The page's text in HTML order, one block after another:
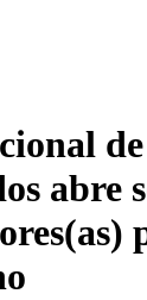
de
abre